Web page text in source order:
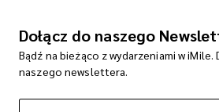
Dołącz do naszego
Bądź na bieżąco z wydarzeniami w iMile.
naszego newslettera.